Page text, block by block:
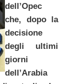
dell’Opec
che, dopo la
decisione
degli ultimi
giorni
dell’Arabia